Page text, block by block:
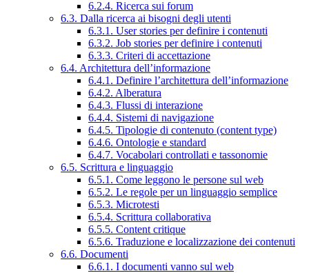
6.2.4. Ricerca sui forum
6.3. Dalla ricerca ai bisogni degli utenti
6.3.1. User stories per definire i contenuti
6.3.2. Job stories per definire i contenuti
6.3.3. Criteri di accettazione
6.4. Architettura dell’informazione
6.4.1. Definire l’architettura dell’informazione
6.4.2. Alberatura
6.4.3. Flussi di interazione
6.4.4. Sistemi di navigazione
6.4.5. Tipologie di contenuto (content type)
6.4.6. Ontologie e standard
6.4.7. Vocabolari controllati e tassonomie
6.5. Scrittura e linguaggio
6.5.1. Come leggono le persone sul web
6.5.2. Le regole per un linguaggio semplice
6.5.3. Microtesti
6.5.4. Scrittura collaborativa
6.5.5. Content critique
6.5.6. Traduzione e localizzazione dei contenuti
6.6. Documenti
6.6.1. I documenti vanno sul web